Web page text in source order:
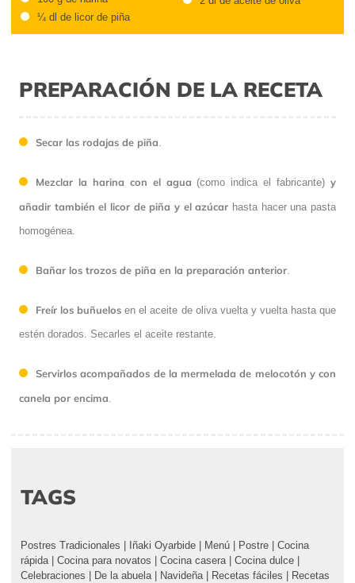
¼ dl de licor de piña
PREPARACIÓN DE LA RECETA
Secar las rodajas de piña
Mezclar la harina con el agua (como indica el fabricante) y
añadir también el licor de piña y el azúcar hasta hacer una pasta
homogénea.
Bañar los trozos de piña en la preparación anterior
Freír los buñuelos en el aceite de oliva vuelta y vuelta hasta que
estén dorados. Secarles el aceite restante.
Servirlos acompañados de la mermelada de melocotón y con
canela por encima
TAGS
Postres Tradicionales Iñaki Oyarbide Menú Postre
Cocina
rápida
Cocina para novatos Cocina casera Cocina dulce
Celebraciones
De la abuela Navideña Recetas fáciles
Recetas